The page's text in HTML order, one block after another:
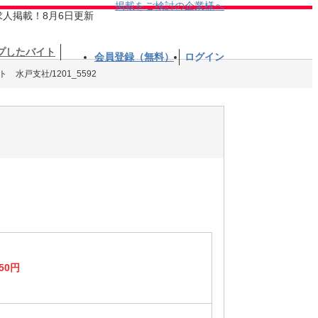
人掲載！8月6日更新
掲載をご検討の企業様へ
したバイト 会員登録（無料） ログイン
水戸支社/1201_5592
円